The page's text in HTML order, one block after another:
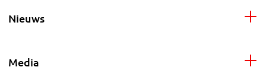
Nieuws
Media